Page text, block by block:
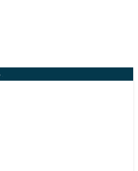
り人生楽しんじゃうね！